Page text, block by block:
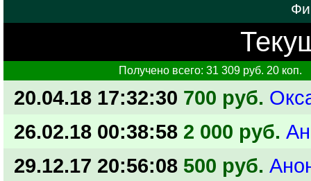
Получено всего: 31 309 руб. 20 коп.
20.04.18 17:32:30 700 руб.
26.02.18 00:38:58 2 000 руб.
29.12.17 20:56:08 500 руб.